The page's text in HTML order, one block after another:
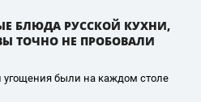
БЛЮДА РУССКОЙ КУХНИ,
ТОЧНО НЕ ПРОБОВАЛИ
угощения были на каждом столе